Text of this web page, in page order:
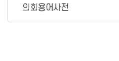
의회용어사전